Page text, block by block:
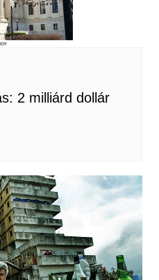
2 milliárd dollár